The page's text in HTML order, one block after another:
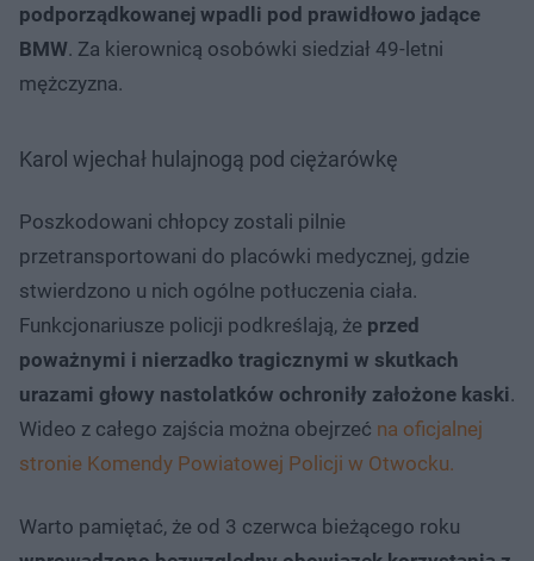
podporządkowanej wpadli pod prawidłowo jadące
BMW. Za kierownicą osobówki siedział 49-letni
mężczyzna.
Karol wjechał hulajnogą pod ciężarówkę
Poszkodowani chłopcy zostali pilnie
przetransportowani do placówki medycznej, gdzie
stwierdzono u nich ogólne potłuczenia ciała.
Funkcjonariusze policji podkreślają, że przed
poważnymi i nierzadko tragicznymi w skutkach
urazami głowy nastolatków ochroniły założone kaski.
Wideo z całego zajścia można obejrzeć na oficjalnej
stronie Komendy Powiatowej Policji w Otwocku.
Warto pamiętać, że od 3 czerwca bieżącego roku